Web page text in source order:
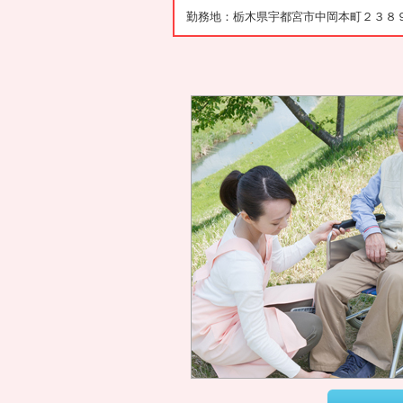
勤務地：栃木県宇都宮市中岡本町２３８